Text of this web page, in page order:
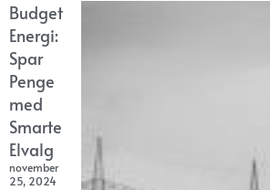
Budget
Energi:
Spar
Penge
med
Smarte
Elvalg
november
25, 2024